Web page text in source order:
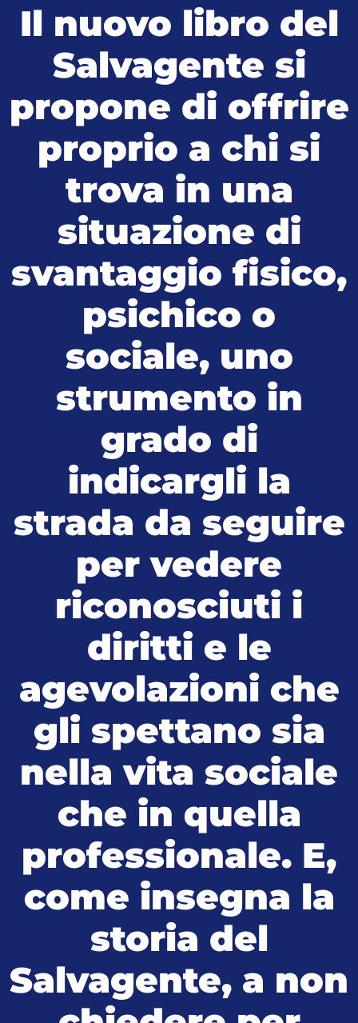
Il nuovo libro del
Salvagente si
propone di offrire
proprio a chi si
trova in una
situazione di
svantaggio fisico,
psichico o
sociale, uno
strumento in
grado di
indicargli la
strada da seguire
per vedere
riconosciuti i
diritti e le
agevolazioni che
gli spettano sia
nella vita sociale
che in quella
professionale. E,
come insegna la
storia del
Salvagente, a non